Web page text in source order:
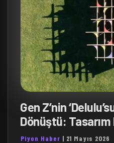
Gen Z’nin
Dönüştü:
Piyon Haber | 21 Mayıs 2026